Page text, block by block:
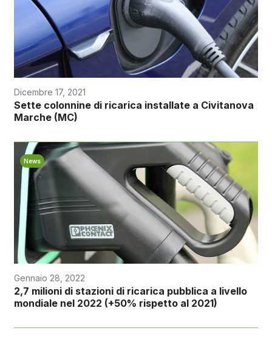
Dicembre 17, 2021
Sette colonnine di ricarica installate a Civitanova
Marche (MC)
News
Gennaio 28, 2022
2,7 milioni di stazioni di ricarica pubblica a livello
mondiale nel 2022 (+50% rispetto al 2021)